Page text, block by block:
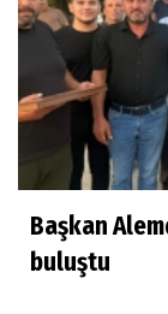
Başkan
buluştu